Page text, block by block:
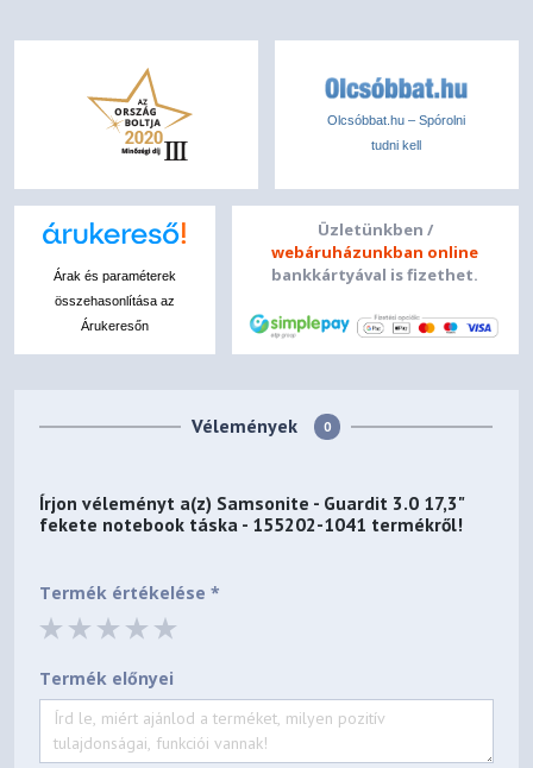
Olcsóbbat.hu – Spórolni
tudni kell
Árak és paraméterek
összehasonlítása az
Árukeresőn
Üzletünkben /
webáruházunkban online
bankkártyával is fizethet.
Vélemények 0
Írjon véleményt a(z) Samsonite - Guardit 3.0 17,3"
fekete notebook táska - 155202-1041 termékről!
Termék értékelése *
Termék előnyei